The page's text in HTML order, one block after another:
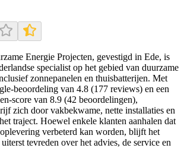
Energie Projecten, gevestigd in Ede, is
specialist op het gebied van duurzame
zonnepanelen en thuisbatterijen. Met
beoordeling van 4.8 (177 reviews) en een
score van 8.9 (42 beoordelingen),
zich door vakbekwame, nette installaties en
traject. Hoewel enkele klanten aanhalen dat
verbeterd kan worden, blijft het
tevreden over het advies, de service en